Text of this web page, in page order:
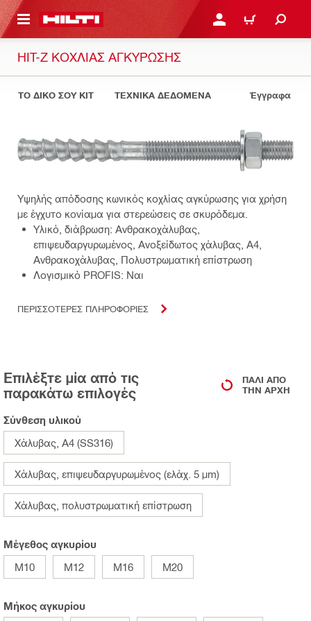
ΕΛΕΓΞΕΙΣ ΤΟ ΠΑΚΕΤΟ ΠΟΥ ΕΧΕΙΣ ΦΤΙΑΞΕΙ ΚΆΝΕ ΣΎΝΔΕΣΗ Ή
ΚΑΛΆΘΙ
HIT-Z ΚΟΧΛΊΑΣ ΑΓΚΎΡΩΣΗΣ
ΤΟ ΔΙΚΟ ΣΟΥ KIT ΤΕΧΝΙΚΑ ΔΕΔΟΜΕΝΑ Έγγραφα
Υψηλής απόδοσης κωνικός κοχλίας αγκύρωσης για χρήση
με έγχυτο κονίαμα για στερεώσεις σε σκυρόδεμα.
Υλικό, διάβρωση: Ανθρακοχάλυβας,
επιψευδαργυρωμένος, Ανοξείδωτος χάλυβας, Α4,
Ανθρακοχάλυβας, Πολυστρωματική επίστρωση
Λογισμικό PROFIS: Ναι
ΠΕΡΙΣΣΟΤΕΡΕΣ ΠΛΗΡΟΦΟΡΙΕΣ
Επιλέξτε μία από τις
παρακάτω επιλογές
ΠΆΛΙ ΑΠΌ
ΤΗΝ ΑΡΧΉ
Σύνθεση υλικού
Χάλυβας, Α4 (SS316)
Χάλυβας, επιψευδαργυρωμένος (ελάχ. 5 μm)
Χάλυβας, πολυστρωματική επίστρωση
Μέγεθος αγκυρίου
M10
M12 M16 M20
Μήκος αγκυρίου